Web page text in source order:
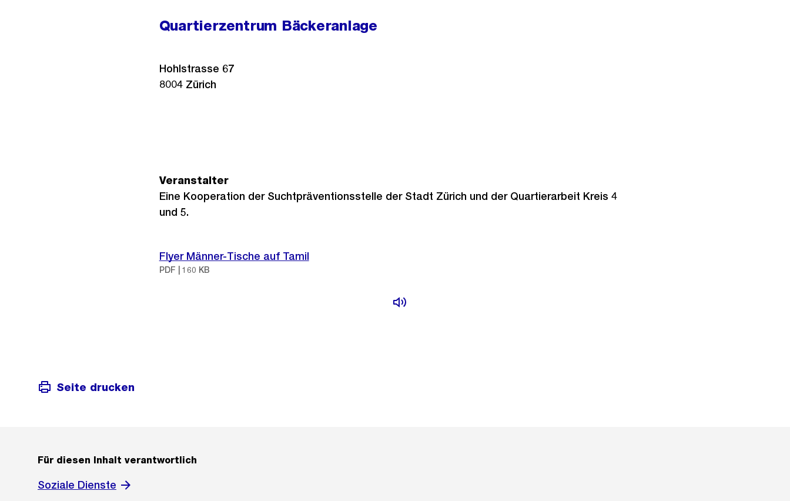
Quartierzentrum Bäckeranlage
Hohlstrasse 67
8004 Zürich
Veranstalter
Eine Kooperation der Suchtpräventionsstelle der Stadt Zürich und der Quartierarbeit Kreis 4
und 5.
Flyer Männer-Tische auf Tamil
PDF | 160 KB
Seite drucken
Für diesen Inhalt verantwortlich
Soziale Dienste